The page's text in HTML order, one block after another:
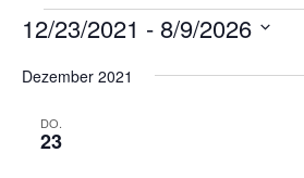
12/23/2021 - 8/9/2026
wählen.
Dezember 2021
DO.
23